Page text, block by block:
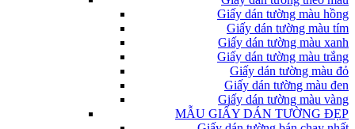
Giấy dán tường màu hồng
Giấy dán tường màu tím
Giấy dán tường màu xanh
Giấy dán tường màu trắng
Giấy dán tường màu đỏ
Giấy dán tường màu đen
Giấy dán tường màu vàng
MẪU GIẤY DÁN TƯỜNG ĐẸP